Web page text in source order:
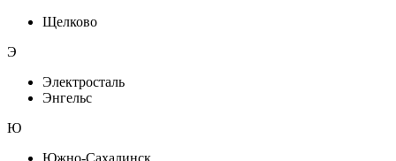
Щелково
Э
Электросталь
Энгельс
Ю
Южно-Сахалинск